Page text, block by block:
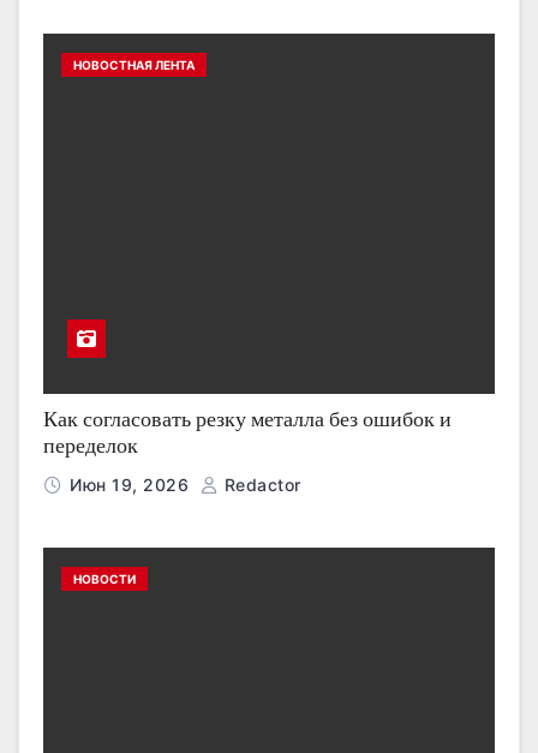
НОВОСТНАЯ ЛЕНТА
Как согласовать резку металла без ошибок и
переделок
Июн 19, 2026 Redactor
НОВОСТИ